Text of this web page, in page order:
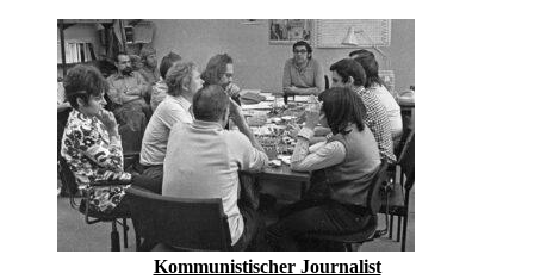
Kommunistischer Journalist